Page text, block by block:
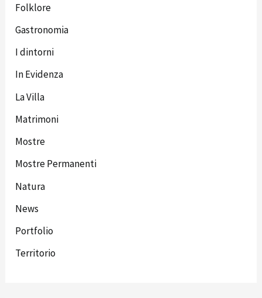
Folklore
Gastronomia
I dintorni
In Evidenza
La Villa
Matrimoni
Mostre
Mostre Permanenti
Natura
News
Portfolio
Territorio